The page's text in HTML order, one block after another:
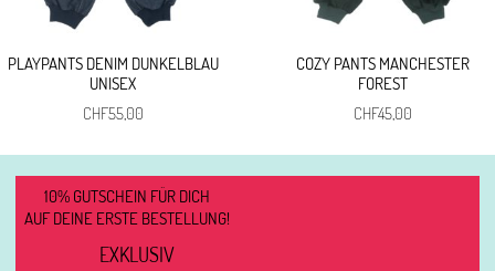
PLAYPANTS DENIM DUNKELBLAU
UNISEX
CHF55,00
COZY PANTS MANCHESTER
FOREST
CHF45,00
10% GUTSCHEIN FÜR DICH
AUF DEINE ERSTE BESTELLUNG!
EXKLUSIV